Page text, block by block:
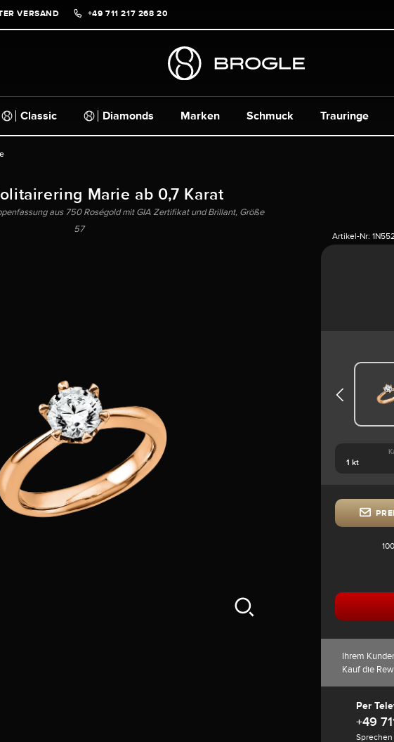
VERSAND +49 711 217 268 20
Classic Diamonds Marken Schmuck Trauringe
Marie ab 0,7 Karat
aus 750 Roségold mit GIA Zertifikat und Brillant, Größe
57
Artikel-Nr:
Ihrem
Kauf die
Per
+49